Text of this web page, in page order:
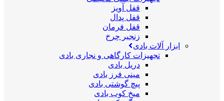
قفل آویز
قفل پدال
قفل فرمان
زنجیر چرخ
ابزار آلات بادی
تجهیزات کارگاهی و نجاری بادی
دریل بادی
مینی فرز بادی
پیچ گوشتی بادی
میخ کوب بادی